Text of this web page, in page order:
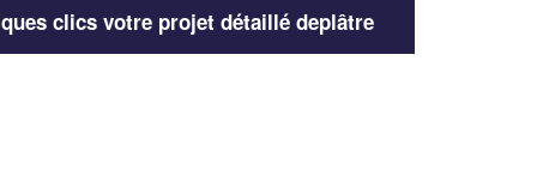
clics votre projet détaillé deplâtre